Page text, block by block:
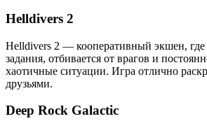
Helldivers 2
Helldivers 2 — кооперативный экшен, где
задания, отбивается от врагов и
хаотичные ситуации. Игра отлично
друзьями.
Deep Rock Galactic